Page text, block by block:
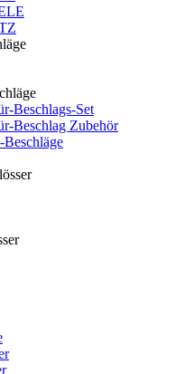
Beschlags-Set
Beschlag Zubehör
Beschläge